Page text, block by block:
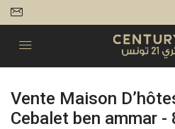
Vente Maison
Cebalet ben ammar -